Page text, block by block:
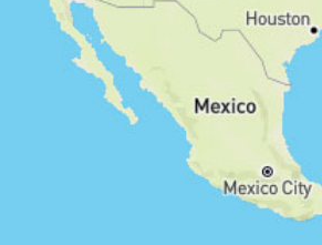
gering
Filter zurücksetzen